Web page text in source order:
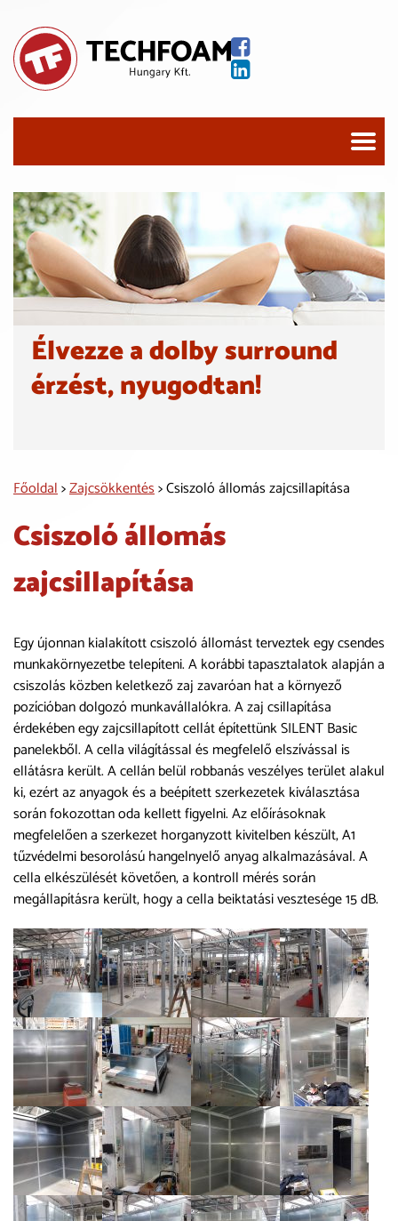
Élvezze a dolby surround
érzést, nyugodtan!
Főoldal>Zajcsökkentés> Csiszoló állomás zajcsillapítása
Csiszoló állomás
zajcsillapítása
Egy újonnan kialakított csiszoló állomást terveztek egy csendes
munkakörnyezetbe telepíteni. A korábbi tapasztalatok alapján a
csiszolás közben keletkező zaj zavaróan hat a környező
pozícióban dolgozó munkavállalókra. A zaj csillapítása
érdekében egy zajcsillapított cellát építettünk SILENT Basic
panelekből. A cella világítással és megfelelő elszívással is
ellátásra került. A cellán belül robbanás veszélyes terület alakul
ki, ezért az anyagok és a beépített szerkezetek kiválasztása
során fokozottan oda kellett figyelni. Az előírásoknak
megfelelően a szerkezet horganyzott kivitelben készült, A1
tűzvédelmi besorolású hangelnyelő anyag alkalmazásával. A
cella elkészülését követően, a kontroll mérés során
megállapításra került, hogy a cella beiktatási vesztesége 15 dB.